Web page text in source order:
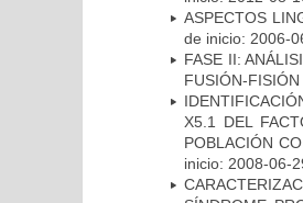
ASPECTOS
de inicio: 2006-
FASE II:
FUSIÓN-
X5.1 DEL
POBLACIÓN
inicio: 2008-06-